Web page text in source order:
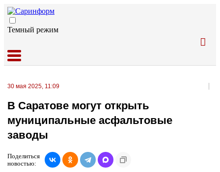
Темный режим
30 мая 2025, 11:09
В Саратове могут открыть
муниципальные асфальтовые
заводы
Поделиться
новостью: